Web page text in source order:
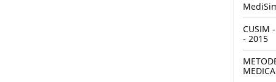
CUSIM
- 2015